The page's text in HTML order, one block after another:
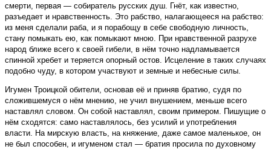
смерти, первая — собиратель русских душ. Гнёт, как известно,
разъедает и нравственность. Это рабство, налагающееся на рабство:
из меня сделали раба, и я порабощу в себе свободную личность,
стану помыкать ею, как помыкают мною. При нравственной разрухе
народ ближе всего к своей гибели, в нём точно надламывается
спинной хребет и теряется опорный остов. Исцеление в таких случаях
подобно чуду, в котором участвуют и земные и небесные силы.
Игумен Троицкой обители, основав её и приняв братию, судя по
сложившемуся о нём мнению, не учил внушением, меньше всего
наставлял словом. Он собой наставлял, своим примером. Пишущие о
нём сходятся: само наставлялось, без усилий и употребления
власти. На мирскую власть, на княжение, даже самое маленькое, он
не был способен, и игуменом стал — братия просила по духовному